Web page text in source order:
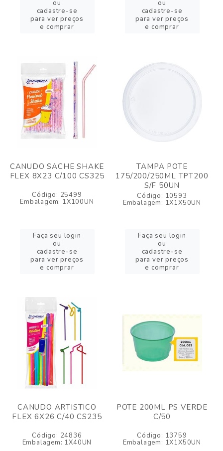
ou
cadastre-se
para ver preços
e comprar
ou
cadastre-se
para ver preços
e comprar
CANUDO SACHE SHAKE
FLEX 8X23 C/100 CS325
Código: 25499
Embalagem: 1X100UN
Faça seu login
ou
cadastre-se
para ver preços
e comprar
TAMPA POTE
175/200/250ML TPT200
S/F 50UN
Código: 10593
Embalagem: 1X1X50UN
Faça seu login
ou
cadastre-se
para ver preços
e comprar
CANUDO ARTISTICO
FLEX 6X26 C/40 CS235
Código: 24836
Embalagem: 1X40UN
POTE 200ML PS VERDE
C/50
Código: 13759
Embalagem: 1X1X50UN